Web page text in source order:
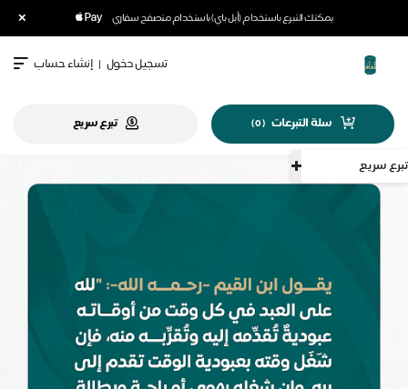
يمكنك التبرع باستخدام (أبل باي) باستخدام متصفح سفاري
تسجيل دخول | إنشاء حساب
سلة التبرعات (
0
) تبرع سريع